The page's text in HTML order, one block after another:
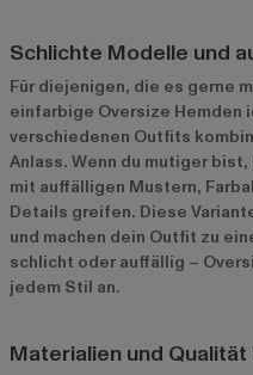
Schlichte Modelle und
Für diejenigen, die es gerne
einfarbige Oversize Hemden
verschiedenen Outfits
Anlass. Wenn du mutiger
mit auffälligen Mustern,
Details greifen. Diese
und machen dein Outfit zu
schlicht oder auffällig –
jedem Stil an.
Materialien und